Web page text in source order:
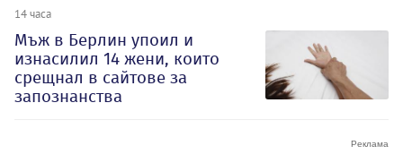
14 часа
Мъж в Берлин упоил и
изнасилил 14 жени, които
срещнал в сайтове за
запознанства